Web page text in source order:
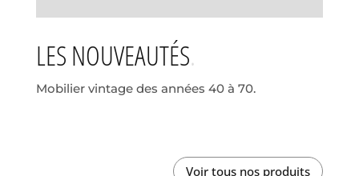
LES NOUVEAUTÉS
Mobilier vintage des années 40 à 70.
Voir tous nos produits